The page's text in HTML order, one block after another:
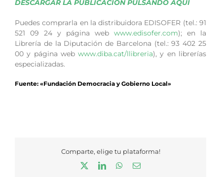
DESCARGAR LA PUBLICACIÓN PULSANDO AQUÍ
Puedes comprarla en la distribuidora EDISOFER (tel.: 91
521 09 24 y página web www.edisofer.com); en la
Librería de la Diputación de Barcelona (tel.: 93 402 25
00 y página webwww.diba.cat/llibreria), y en librerías
especializadas.
Fuente: «Fundación Democracia y Gobierno Local»
Comparte, elige tu plataforma!
LinkedInWhatsApp
Correo